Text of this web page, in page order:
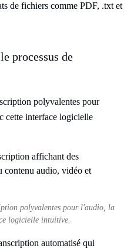
de fichiers comme PDF, .txt et
processus de
polyvalentes pour
cette interface logicielle
polyvalentes pour l'audio, la
logicielle intuitive.
automatisé qui